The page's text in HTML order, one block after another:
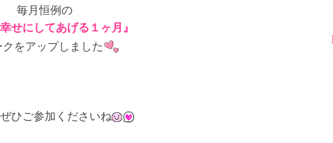
毎月恒例の
幸せにしてあげる１ヶ月』
をアップしました
ひご参加くださいね